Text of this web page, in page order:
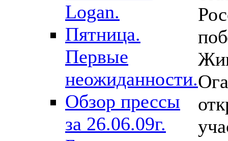
Logan.
Пятница.
Первые
неожиданности.
Обзор прессы
за 26.06.09г.